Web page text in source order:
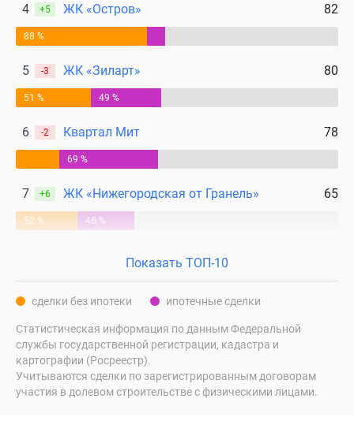
4 +5 ЖК «Остров» 82
88 %
5 -3 ЖК «Зиларт» 80
51 % 49 %
6 -2 Квартал Мит 78
69 %
7 +6 ЖК «Нижегородская от Гранель» 65
52 % 48 %
Показать ТОП-10
сделки без ипотеки ипотечные сделки
Статистическая информация по данным Федеральной
службы государственной регистрации, кадастра и
картографии (Росреестр).
Учитываются сделки по зарегистрированным договорам
участия в долевом строительстве с физическими лицами.